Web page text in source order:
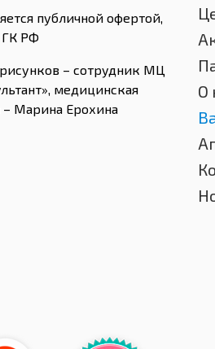
публичной офертой,
ГК РФ
– сотрудник МЦ
медицинская
– Марина Ерохина
О